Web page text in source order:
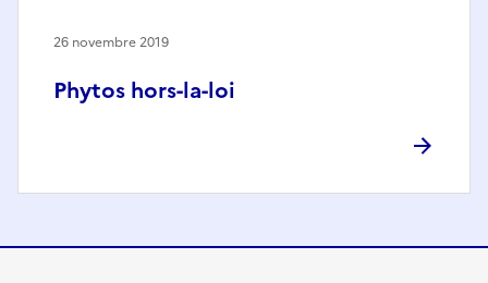
Phytos hors-la-loi
26 novembre 2019